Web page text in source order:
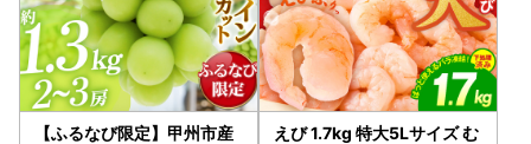
【ふるなび限定】甲州市産
えび 1.7kg 特大5Lサイズ む